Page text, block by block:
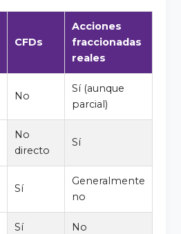
CFDs
Acciones
fraccionadas
reales
No
Sí (aunque
parcial)
No
directo
Sí
Sí
Generalmente
no
Sí No